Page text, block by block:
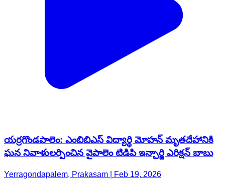
యర్రగొండపాలెం: ఎంబిబిఎస్ విద్యార్థి మోహన్ మృతదేహానికి
ఘన నివాళులర్పించిన వైపాలెం టిడిపి ఇన్చార్జి ఎరిక్షన్ బాబు
Yerragondapalem, Prakasam | Feb 19, 2026